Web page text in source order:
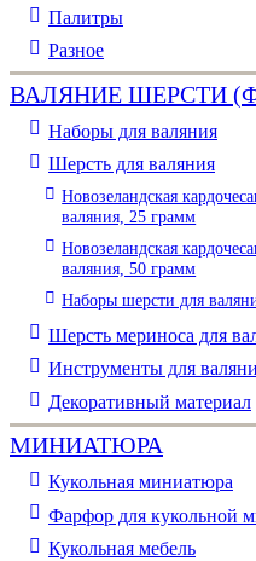
Палитры
Разное
ВАЛЯНИЕ ШЕРСТИ
Наборы для валяния
Шерсть для валяния
Новозеландская
валяния, 25 грамм
Новозеландская
валяния, 50 грамм
Наборы шерсти для
Шерсть мериноса для
Инструменты для
Декоративный материал
МИНИАТЮРА
Кукольная миниатюра
Фарфор для кукольной
Кукольная мебель